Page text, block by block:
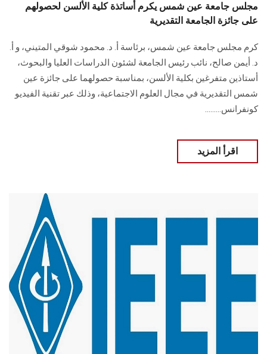
مجلس جامعة عين شمس يكرم أساتذة كلية الألسن لحصولهم
على جائزة الجامعة التقديرية
كرم مجلس جامعة عين شمس، برئاسة أ. د. محمود شوقي المتيني، و أ.
د. أيمن صالح، نائب رئيس الجامعة لشئون الدراسات العليا والبحوث،
أستاذين متفرغين بكلية الألسن، بمناسبة حصولهما على جائزة عين
شمس التقديرية في مجال العلوم الاجتماعية، وذلك عبر تقنية الفيديو
كونفرانس.........
اقرأ المزيد